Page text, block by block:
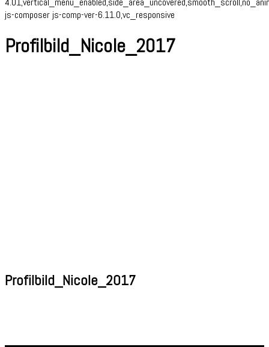
js-composer js-comp-ver-6.11.0,vc_responsive
Profilbild_Nicole_2017
Profilbild_Nicole_2017